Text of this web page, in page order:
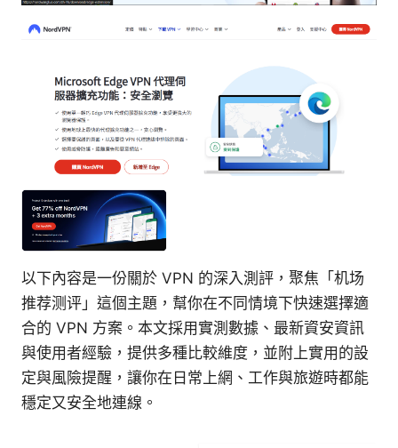
以下內容是一份關於 VPN 的深入測評，聚焦「机场
推荐测评」這個主題，幫你在不同情境下快速選擇適
合的 VPN 方案。本文採用實測數據、最新資安資訊
與使用者經驗，提供多種比較維度，並附上實用的設
定與風險提醒，讓你在日常上網、工作與旅遊時都能
穩定又安全地連線。